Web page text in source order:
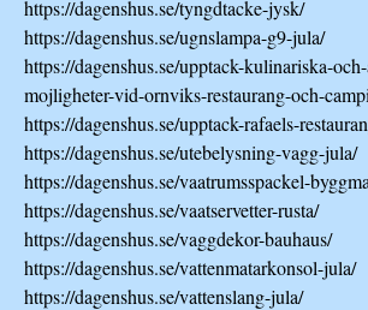
https://dagenshus.se/tyngdtacke-jysk/
https://dagenshus.se/ugnslampa-g9-jula/
https://dagenshus.se/upptack-kulinariska-
mojligheter-vid-ornviks-restaurang-och-
https://dagenshus.se/upptack-rafaels-
https://dagenshus.se/utebelysning-vagg-jula/
https://dagenshus.se/vaatrumsspackel-
https://dagenshus.se/vaatservetter-rusta/
https://dagenshus.se/vaggdekor-bauhaus/
https://dagenshus.se/vattenmatarkonsol-jula/
https://dagenshus.se/vattenslang-jula/